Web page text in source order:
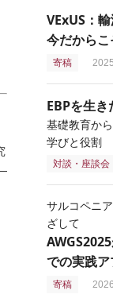
VExUS：
今だから
寄稿
EBPを生
基礎教育か
学びと役割
対談・座談会
サルコペニ
ざして
での実践
寄稿